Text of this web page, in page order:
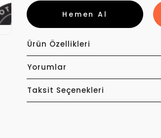
Hemen Al
Ürün Özellikleri
Yorumlar
Taksit Seçenekleri